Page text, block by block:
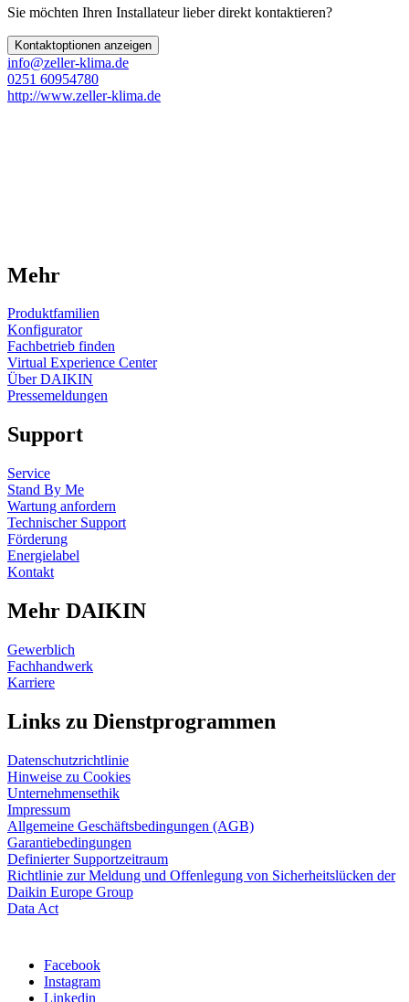
Sie möchten Ihren Installateur lieber direkt kontaktieren?
Kontaktoptionen anzeigen
info@zeller-klima.de
0251 60954780
http://www.zeller-klima.de
Mehr
Produktfamilien
Konfigurator
Fachbetrieb finden
Virtual Experience Center
Über DAIKIN
Pressemeldungen
Support
Service
Stand By Me
Wartung anfordern
Technischer Support
Förderung
Energielabel
Kontakt
Mehr DAIKIN
Gewerblich
Fachhandwerk
Karriere
Links zu Dienstprogrammen
Datenschutzrichtlinie
Hinweise zu Cookies
Unternehmensethik
Impressum
Allgemeine Geschäftsbedingungen (AGB)
Garantiebedingungen
Definierter Supportzeitraum
Richtlinie zur Meldung und Offenlegung von Sicherheitslücken der
Daikin Europe Group
Data Act
Facebook
Instagram
Linkedin